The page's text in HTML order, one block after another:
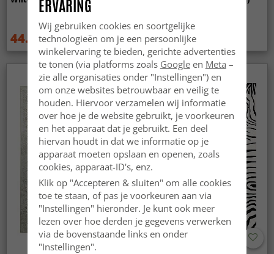
44.99 € 59.99 € 44.99 € 59.99 €
ERVARING
Wij gebruiken cookies en soortgelijke
technologieën om je een persoonlijke
winkelervaring te bieden, gerichte advertenties
te tonen (via platforms zoals Googleen Meta –
zie alle organisaties onder "Instellingen") en
om onze websites betrouwbaar en veilig te
houden. Hiervoor verzamelen wij informatie
over hoe je de website gebruikt, je voorkeuren
en het apparaat dat je gebruikt. Een deel
hiervan houdt in dat we informatie op je
apparaat moeten opslaan en openen, zoals
cookies, apparaat-ID's, enz.
Klik op "Accepteren & sluiten" om alle cookies
toe te staan, of pas je voorkeuren aan via
"Instellingen" hieronder. Je kunt ook meer
lezen over hoe derden je gegevens verwerken
via de bovenstaande links en onder
"Instellingen".